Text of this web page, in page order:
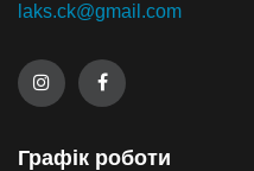
laks.ck@gmail.com
Графiк роботи